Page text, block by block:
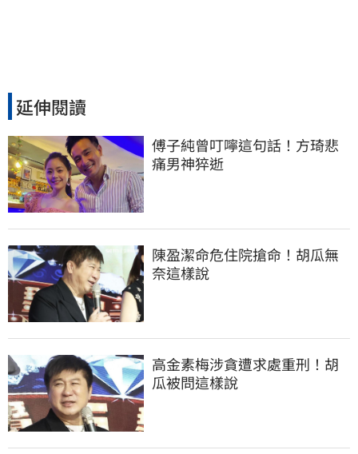
延伸閱讀
傅子純曾叮嚀這句話！方琦悲
痛男神猝逝
陳盈潔命危住院搶命！胡瓜無
奈這樣說
高金素梅涉貪遭求處重刑！胡
瓜被問這樣說